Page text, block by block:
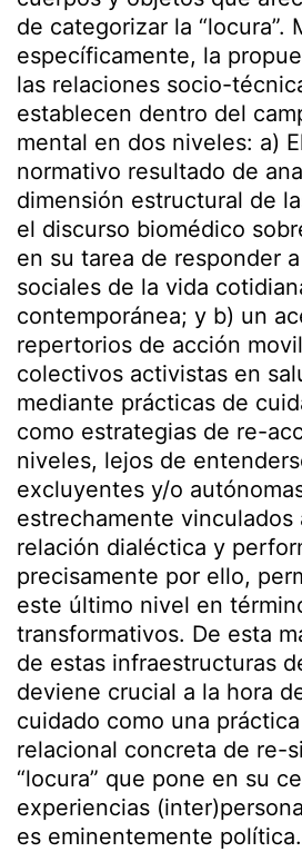
de categorizar la “locura”.
específicamente, la
las relaciones socio-
establecen dentro del
mental en dos niveles: a)
normativo resultado de
dimensión estructural de
el discurso biomédico
en su tarea de responder
sociales de la vida
contemporánea; y b) un
repertorios de acción
colectivos activistas en
mediante prácticas de
como estrategias de re-
niveles, lejos de
excluyentes y/o
estrechamente vinculados
relación dialéctica y
precisamente por ello,
este último nivel en
transformativos. De esta
de estas infraestructuras
deviene crucial a la hora
cuidado como una
relacional concreta de re-
“locura” que pone en su
experiencias
es eminentemente política.